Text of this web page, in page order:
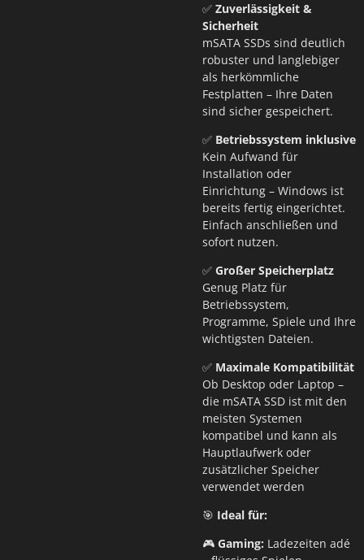
✅ Zuverlässigkeit &
Sicherheit
mSATA SSDs sind deutlich
robuster und langlebiger
als herkömmliche
Festplatten – Ihre Daten
sind sicher gespeichert.
✅ Betriebssystem inklusive
Kein Aufwand für
Installation oder
Einrichtung – Windows ist
bereits fertig eingerichtet.
Einfach anschließen und
sofort nutzen.
✅ Großer Speicherplatz
Genug Platz für
Betriebssystem,
Programme, Spiele und Ihre
wichtigsten Dateien.
✅ Maximale Kompatibilität
Ob Desktop oder Laptop –
die mSATA SSD ist mit den
meisten Systemen
kompatibel und kann als
Hauptlaufwerk oder
zusätzlicher Speicher
verwendet werden
🎯 Ideal für:
🎮 Gaming: Ladezeiten adé